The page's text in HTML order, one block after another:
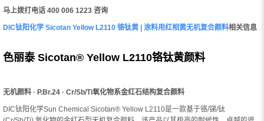
马上拨打电话 400 006 1223 咨询
DIC钛阳化学 Sicotan Yellow L2110 铬钛黄 | 涂料用红相黄无机复合颜料相关信息
色丽泰 Sicotan® Yellow L2110铬钛黄颜料
无机颜料 · P.Br.24 · Cr/Sb/Ti氧化物系金红石结构复合颜料
DIC钛阳化学Sun Chemical Sicotan® Yellow L2110是一款基于铬/锑/钛